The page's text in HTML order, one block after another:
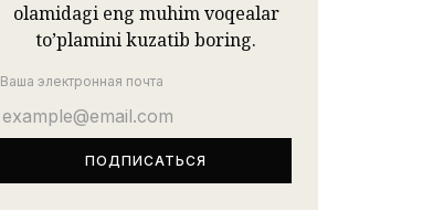
olamidagi eng muhim voqealar
to’plamini kuzatib boring.
Ваша электронная почта